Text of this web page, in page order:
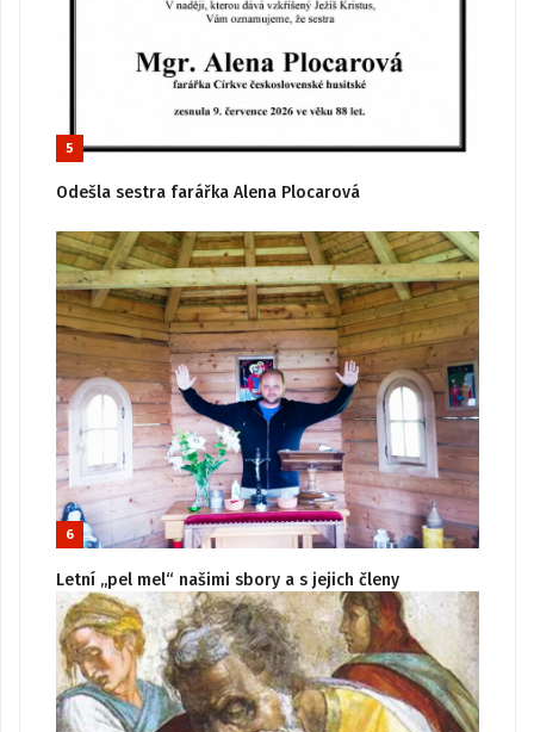
5
Odešla sestra farářka Alena Plocarová
6
Letní „pel mel“ našimi sbory a s jejich členy